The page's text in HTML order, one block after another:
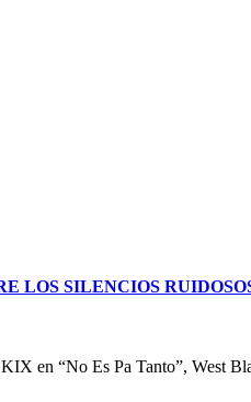
LOS SILENCIOS
en “No Es Pa Tanto”, West